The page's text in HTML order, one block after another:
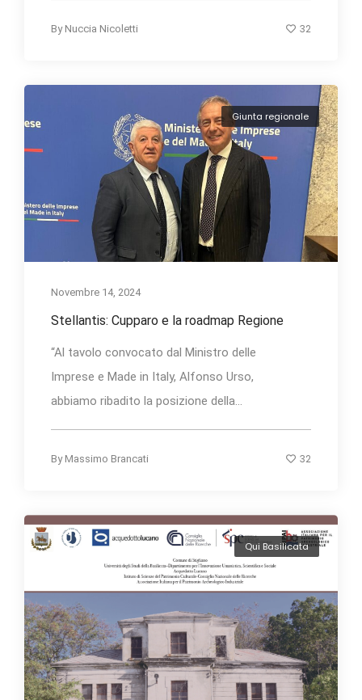
By Nuccia Nicoletti 32
Giunta regionale
Novembre 14, 2024
Stellantis: Cupparo e la roadmap Regione
“Al tavolo convocato dal Ministro delle
Imprese e Made in Italy, Alfonso Urso,
abbiamo ribadito la posizione della...
By Massimo Brancati 32
Qui Basilicata